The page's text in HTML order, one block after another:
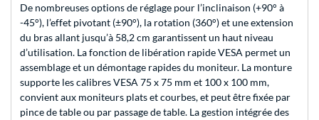
De nombreuses options de réglage pour l’inclinaison (+90° à
-45°), l’effet pivotant (±90°), la rotation (360°) et une extension
du bras allant jusqu’à 58,2 cm garantissent un haut niveau
d’utilisation. La fonction de libération rapide VESA permet un
assemblage et un démontage rapides du moniteur. La monture
supporte les calibres VESA 75 x 75 mm et 100 x 100 mm,
convient aux moniteurs plats et courbes, et peut être fixée par
pince de table ou par passage de table. La gestion intégrée des